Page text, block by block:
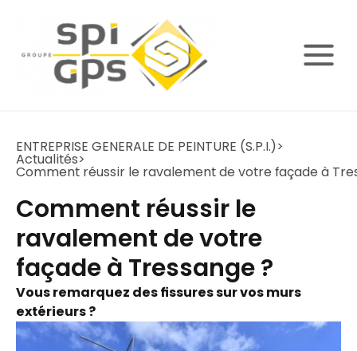
ENTREPRISE GENERALE DE PEINTURE (S.P.I.)>
Actualités>
Comment réussir le ravalement de votre façade à
Comment réussir le
ravalement de votre
façade à Tressange ?
Vous remarquez des fissures sur vos murs
extérieurs ?